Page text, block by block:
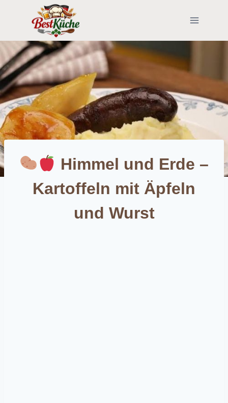
Himmel und Erde –
Kartoffeln mit Äpfeln
und Wurst